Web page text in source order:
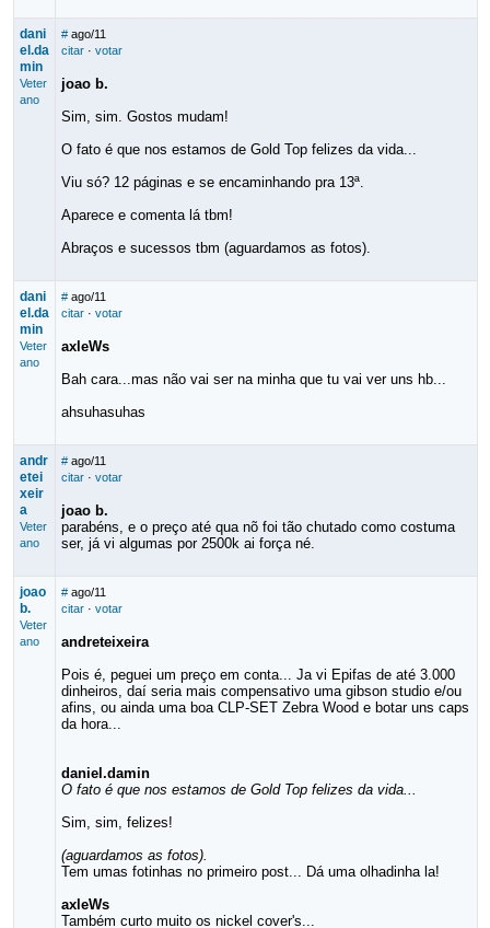
dani
el.da
min
Veter
ano
# ago/11
citar· votar
joao b.
Sim, sim. Gostos mudam!
O fato é que nos estamos de Gold Top felizes da vida...
Viu só? 12 páginas e se encaminhando pra 13ª.
Aparece e comenta lá tbm!
Abraços e sucessos tbm (aguardamos as fotos).
dani
el.da
min
Veter
ano
# ago/11
citar· votar
axleWs
Bah cara...mas não vai ser na minha que tu vai ver uns hb...
ahsuhasuhas
andr
etei
xeir
a
Veter
ano
# ago/11
citar· votar
joao b.
parabéns, e o preço até qua nõ foi tão chutado como costuma
ser, já vi algumas por 2500k ai força né.
joao
b.
Veter
ano
# ago/11
citar· votar
andreteixeira
Pois é, peguei um preço em conta... Ja vi Epifas de até 3.000
dinheiros, daí seria mais compensativo uma gibson studio e/ou
afins, ou ainda uma boa CLP-SET Zebra Wood e botar uns caps
da hora...
daniel.damin
O fato é que nos estamos de Gold Top felizes da vida...
Sim, sim, felizes!
(aguardamos as fotos).
Tem umas fotinhas no primeiro post... Dá uma olhadinha la!
axleWs
Também curto muito os nickel cover's...